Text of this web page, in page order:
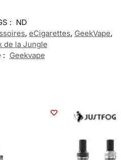
: ND
, eCigarettes, GeekVape,
de la Jungle
: Geekvape